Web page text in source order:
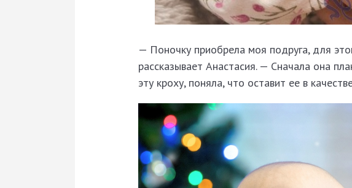
— Поночку приобрела моя подруга, для
рассказывает Анастасия. — Сначала она
эту кроху, поняла, что оставит ее в